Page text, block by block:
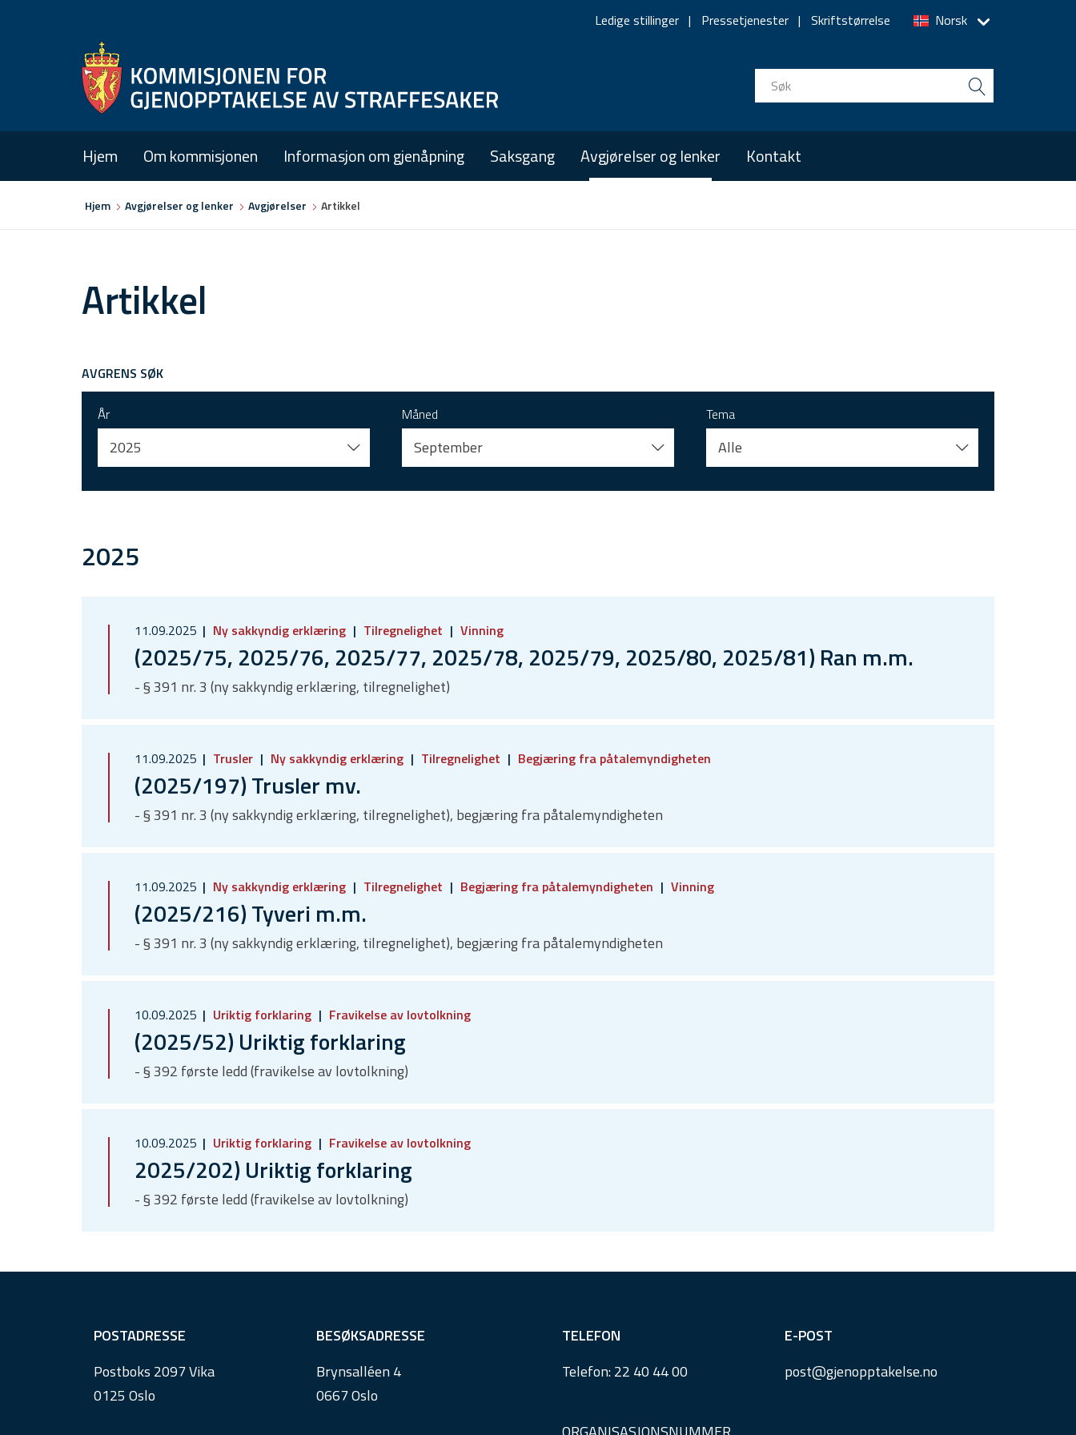
navigation
Norsk
Ledige stillinger Pressetjenester Skriftstørrelse
Hjem Om kommisjonen Informasjon om gjenåpning Saksgang Avgjørelser og lenker Kontakt
Hjem Avgjørelser og lenker Avgjørelser Artikkel
Artikkel
AVGRENS SØK
År
2025
Måned
September
Tema
Alle
2025
11.09.2025 Ny sakkyndig erklæring Tilregnelighet Vinning
(2025/75, 2025/76, 2025/77, 2025/78, 2025/79, 2025/80, 2025/81) Ran m.m.
- § 391 nr. 3 (ny sakkyndig erklæring, tilregnelighet)
11.09.2025 Trusler Ny sakkyndig erklæring Tilregnelighet Begjæring fra påtalemyndigheten
(2025/197) Trusler mv.
- § 391 nr. 3 (ny sakkyndig erklæring, tilregnelighet), begjæring fra påtalemyndigheten
11.09.2025 Ny sakkyndig erklæring Tilregnelighet Begjæring fra påtalemyndigheten Vinning
(2025/216) Tyveri m.m.
- § 391 nr. 3 (ny sakkyndig erklæring, tilregnelighet), begjæring fra påtalemyndigheten
10.09.2025 Uriktig forklaring Fravikelse av lovtolkning
(2025/52) Uriktig forklaring
- § 392 første ledd (fravikelse av lovtolkning)
10.09.2025 Uriktig forklaring Fravikelse av lovtolkning
2025/202) Uriktig forklaring
- § 392 første ledd (fravikelse av lovtolkning)
POSTADRESSE
Postboks 2097 Vika
0125 Oslo
BESØKSADRESSE
Brynsalléen 4
0667 Oslo
TELEFON
Telefon:22 40 44 00
E-POST
post@gjenopptakelse.no